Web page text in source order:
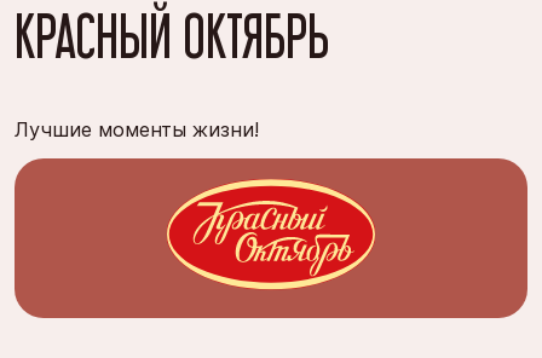
КРАСНЫЙ ОКТЯБРЬ
Лучшие моменты жизни!